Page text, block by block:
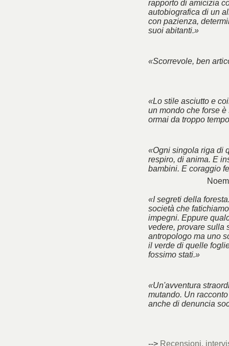
rapporto di amicizia
autobiografica di un
con pazienza,
suoi abitanti.»
«Scorrevole, ben
«Lo stile asciutto e
un mondo che forse
ormai da troppo
«Ogni singola riga di
respiro, di anima. E
bambini. E coraggio
«I segreti della
società che
impegni. Eppure
vedere, provare sulla
antropologo ma uno
il verde di quelle
fossimo stati.»
«Un'avventura
mutando. Un
anche di denuncia
--> Recensioni,